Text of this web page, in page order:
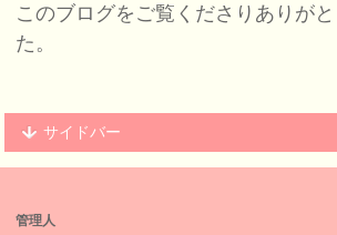
このブログをご覧くださりありが
た。
サイドバー
管理人